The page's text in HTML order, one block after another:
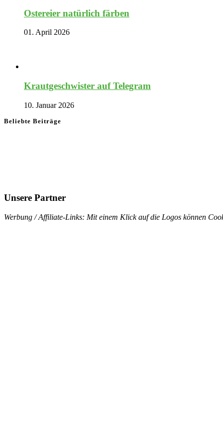
Ostereier natürlich färben
01. April 2026
Krautgeschwister auf Telegram
10. Januar 2026
Beliebte Beiträge
Unsere Partner
Werbung / Affiliate-Links: Mit einem Klick auf die Logos können